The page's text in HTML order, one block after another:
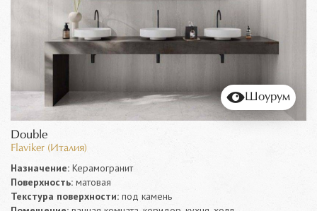
Шоурум
Double
Flaviker (Италия)
Назначение: Керамогранит
Поверхность: матовая
Текстура поверхности: под камень